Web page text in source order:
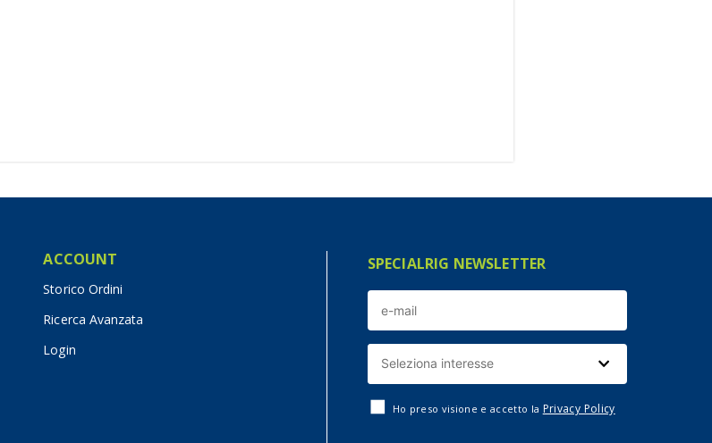
ACCOUNT
Storico Ordini
Ricerca Avanzata
Login
SPECIALRIG NEWSLETTER
Ho preso visione e accetto la Privacy Policy